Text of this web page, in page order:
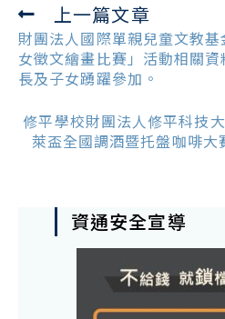
Read
more
articles
上一篇文章
財團法人國際單親兒童文教
女徵文繪畫比賽」活動相關
長及子女踴躍參加。
修平學校財團法人修平科技
萊盃全國調酒暨托盤咖啡
資通安全宣導